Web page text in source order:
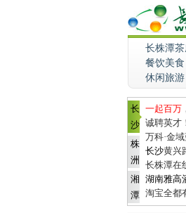
长株潭茶
餐饮美食
休闲旅游
长
沙
株
洲
湘
潭
一起百万
诚聘英才
万科·金
长沙黄兴
长株潭在
湖南雅高
淘宝全都